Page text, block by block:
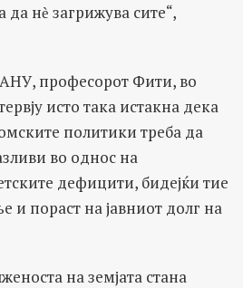
да нѐ загрижува сите“,
професорот Фити, во
исто така истакна дека
политики треба да
во однос на
дефицити, бидејќи тие
и пораст на јавниот долг на
на земјата стана